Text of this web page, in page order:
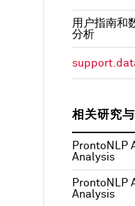
用户指南
分析
相关研究
ProntoNLP
Analysis
ProntoNLP
Analysis